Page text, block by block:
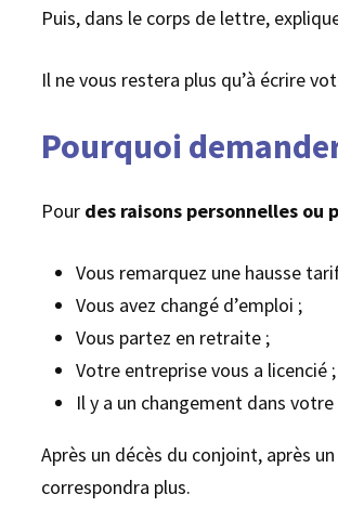
Puis, dans le corps de lettre,
Il ne vous restera plus qu’à écrire
Pourquoi
Pour des raisons personnelles ou
Vous remarquez une hausse
Vous avez changé d’emploi ;
Vous partez en retraite ;
Votre entreprise vous a licencié ;
Il y a un changement dans
Après un décès du conjoint, après
correspondra plus.